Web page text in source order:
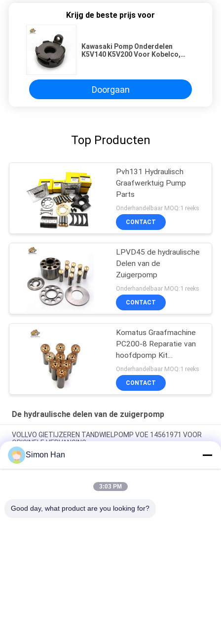
Krijg de beste prijs voor
Kawasaki Pomp Onderdelen
K5V140 K5V200 Voor Kobelco,
Service
Doorgaan
Top Producten
Pvh131 Hydraulisch
Graafwerktuig Pump
Parts
Onderhandelbaar MOQ:1 reeks
CONTACT
LPVD45 de hydraulische
Delen van de
Zuigerpomp
Onderhandelbaar MOQ:1 reeks
CONTACT
Komatus Graafmachine
PC200-8 Reparatie van
hoofdpomp Kit
Hydraulische pomp
Onderdeel zuigerpomp
Onderhoud reparatie
Onderhandelbaar MOQ:1 reeks
CONTACT
De hydraulische delen van de zuigerpomp
VOLLVO GIETIJZEREN TANDWIELPOMP VOE 14561971 VOOR
ORIGINELE VERVANGING
VOLLVO GIETIJZEREN TANDWIELPOMP VOE 14537295 VOOR
ORIGINELE VERVANGING
VOLLVO GEGEERPOMP VOE 14782798 voor de oorspronkelijke
Simon Han
3:03 PM
Good day, what product are you looking for?